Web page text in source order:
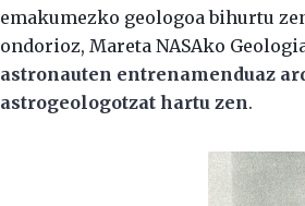
emakumezko geologoa bihurtu
ondorioz, Mareta NASAko
astronauten entrenamenduaz
astrogeologotzat hartu zen.